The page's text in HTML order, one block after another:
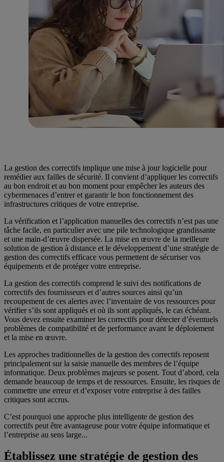
La gestion des correctifs implique une mise à jour logicielle pour
remédier aux failles de sécurité. Il convient d’appliquer les correctifs
au bon endroit et au bon moment pour empêcher les auteurs des
cybermenaces d’entrer et garantir le bon fonctionnement des
infrastructures critiques de votre entreprise.
La vérification et l’application manuelles des correctifs n’est pas une
tâche facile, en particulier avec une pile technologique grandissante
et une main-d’œuvre dispersée. La mise en œuvre de la meilleure
solution de gestion à distance et le développement d’une stratégie de
gestion des correctifs efficace vous permettent de sécuriser vos
équipements et de protéger votre entreprise.
La gestion des correctifs comprend le suivi des notifications de
correctifs des fournisseurs et d’autres sources ainsi qu’un
recoupement de ces alertes avec l’inventaire de vos ressources pour
vérifier s’ils sont appliqués et où ils sont appliqués, le cas échéant.
Vous devez ensuite examiner les correctifs pour détecter d’éventuels
problèmes de compatibilité et de performance avant le déploiement
et la mise en œuvre.
Les approches traditionnelles de la gestion des correctifs reposent
principalement sur la saisie manuelle des membres de l’équipe
informatique. Deux problèmes majeurs se posent. Tout d’abord, cela
demande beaucoup de temps et de ressources. Ensuite, les risques de
commettre une erreur et d’exposer votre entreprise à des failles
critiques sont accrus.
C’est pourquoi une approche plus intelligente de gestion des
correctifs peut être avantageuse pour votre équipe informatique et
l’entreprise au sens large...
Établissez une stratégie de gestion des